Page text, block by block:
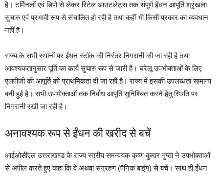
है। टर्मिनलों एवं डिपो से लेकर रिटेल आउटलेट्स तक संपूर्ण ईंधन आपूर्ति श्रृंखला
सुचारु एवं प्रभावी रूप से संचालित हो रही है तथा कहीं भी किसी प्रकार का व्यवधान
नहीं है।
राज्य के सभी स्थानों पर ईंधन स्टॉक की निरंतर निगरानी की जा रही है तथा
आवश्यकतानुसार पूर्ति का कार्य सुचारु रूप से जारी है। घरेलू उपभोक्ताओं के लिए
एलपीजी की आपूर्ति को प्राथमिकता दी जा रही है। राज्य में इसकी उपलब्धता सामान्य
बनी हुई है। सभी उपभोक्ताओं तक निर्बाध आपूर्ति सुनिश्चित करने हेतु स्थिति पर
निगरानी रखी जा रही है।
अनावश्यक रूप से ईंधन की खरीद से बचें
आईओसीएल उत्तराखण्ड के राज्य स्तरीय समन्वयक कृष्ण कुमार गुप्ता ने उपभोक्ताओं
से अपील करते हुए कहा कि वे अथवा संग्रहण (पैनिक बाइंग) से बचें। साथ ही ईंधन